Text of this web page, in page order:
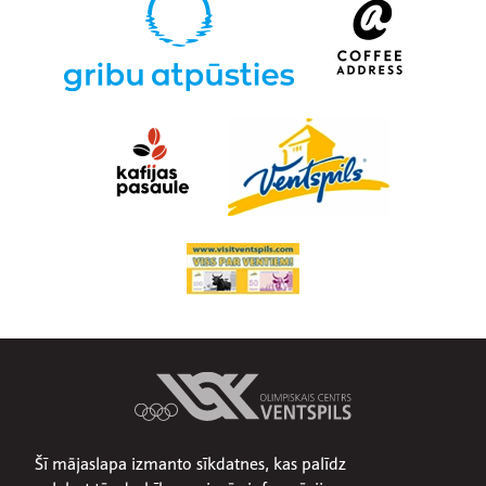
Šī mājaslapa izmanto sīkdatnes, kas palīdz
Par mums